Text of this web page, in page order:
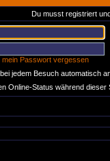
Du musst registriert
mein Passwort vergessen
jedem Besuch automatisch
Online-Status während dieser